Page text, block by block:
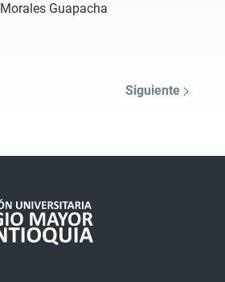
Guapacha
Siguiente